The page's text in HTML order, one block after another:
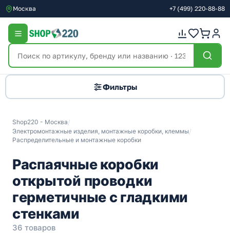
Москва +7 (499) 220-88-88
Фильтры
Shop220 - Москва/
Электромонтажные изделия, монтажные коробки, клеммы/
Распределительные и монтажные коробки
Распаячные коробки
открытой проводки
герметичные с гладкими
стенками
36 товаров